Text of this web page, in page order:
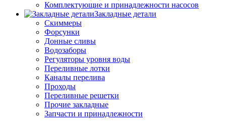
Комплектующие и принадлежности насосов
Закладные детали
Скиммеры
Форсунки
Донные сливы
Водозаборы
Регуляторы уровня воды
Переливные лотки
Каналы перелива
Проходы
Переливные решетки
Прочие закладные
Запчасти и принадлежности